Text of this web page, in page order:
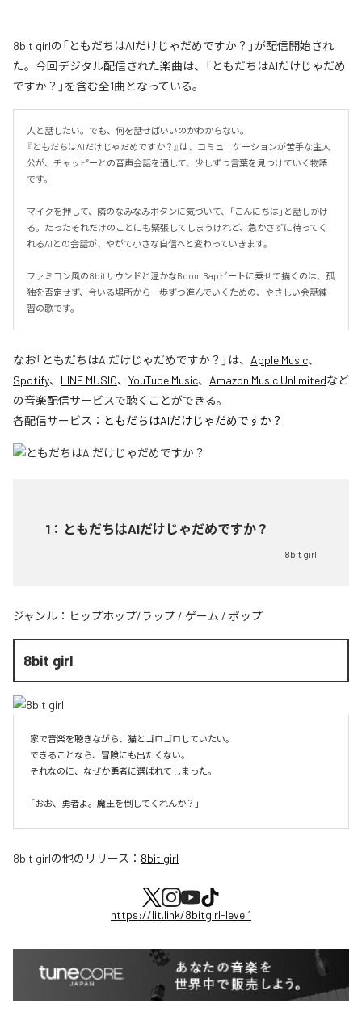
8bit girlの「ともだちはAIだけじゃだめですか？」が配信開始され
た。今回デジタル配信された楽曲は、「ともだちはAIだけじゃだめ
ですか？」を含む全1曲となっている。
人と話したい。でも、何を話せばいいのかわからない。
『ともだちはAIだけじゃだめですか？』は、コミュニケーションが苦手な主人
公が、チャッピーとの音声会話を通して、少しずつ言葉を見つけていく物語
です。
マイクを押して、隣のなみなみボタンに気づいて、「こんにちは」と話しかけ
る。たったそれだけのことにも緊張してしまうけれど、急かさずに待ってく
れるAIとの会話が、やがて小さな自信へと変わっていきます。
ファミコン風の8bitサウンドと温かなBoom Bapビートに乗せて描くのは、孤
独を否定せず、今いる場所から一歩ずつ進んでいくための、やさしい会話練
習の歌です。
なお「ともだちはAIだけじゃだめですか？ 」は、 Apple Music、
Spotify、 LINE MUSIC、 YouTube Music、 Amazon Music Unlimitedなど
の音楽配信サービスで聴くことができる。
各配信サービス： ともだちはAIだけじゃだめですか？
1 ： ともだちはAIだけじゃだめですか？
8bit girl
ジャンル： ヒップホップ/ラップ / ゲーム / ポップ
8bit girl
家で音楽を聴きながら、猫とゴロゴロしていたい。
できることなら、冒険にも出たくない。
それなのに、なぜか勇者に選ばれてしまった。
8bit girlの他のリリース： 8bit girl
https://lit.link/8bitgirl-level1